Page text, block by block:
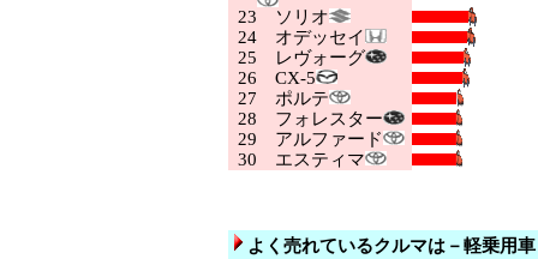
23 ソリオ
24 オデッセイ
25 レヴォーグ
26 CX-5
27 ポルテ
28 フォレスター
29 アルファード
30 エスティマ
よく売れているクルマは－軽乗用